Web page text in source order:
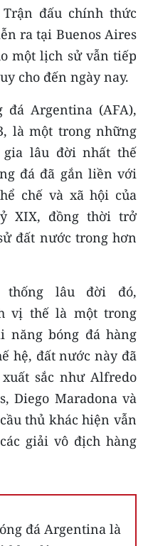
đấu chính thức
ra tại Buenos Aires
một lịch sử vẫn tiếp
cho đến ngày nay.
Argentina (AFA),
là một trong những
lâu đời nhất thế
đá đã gắn liền với
chế và xã hội của
XIX, đồng thời trở
đất nước trong hơn
thống lâu đời đó,
vị thế là một trong
năng bóng đá hàng
hệ, đất nước này đã
sắc như Alfredo
Diego Maradona và
thủ khác hiện vẫn
giải vô địch hàng
đá Argentina là